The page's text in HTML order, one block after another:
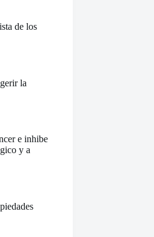
de los
la
e inhibe
y a